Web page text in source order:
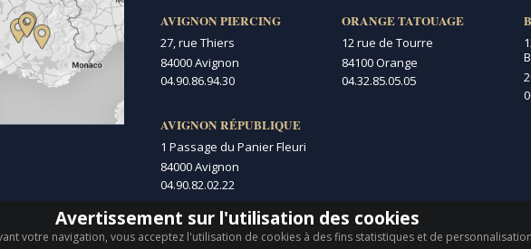
AVIGNON PIERCING
27, rue Thiers
84000 Avignon
04.90.86.94.30
AVIGNON RÉPUBLIQUE
1 Passage du Panier Fleuri
84000 Avignon
04.90.82.02.22
ORANGE TATOUAGE
12 rue de Tourre
84100 Orange
04.32.85.05.05
Avertissement sur l'utilisation des cookies
votre navigation, vous acceptez l'utilisation de cookies à des fins statistiques et de personnalisation